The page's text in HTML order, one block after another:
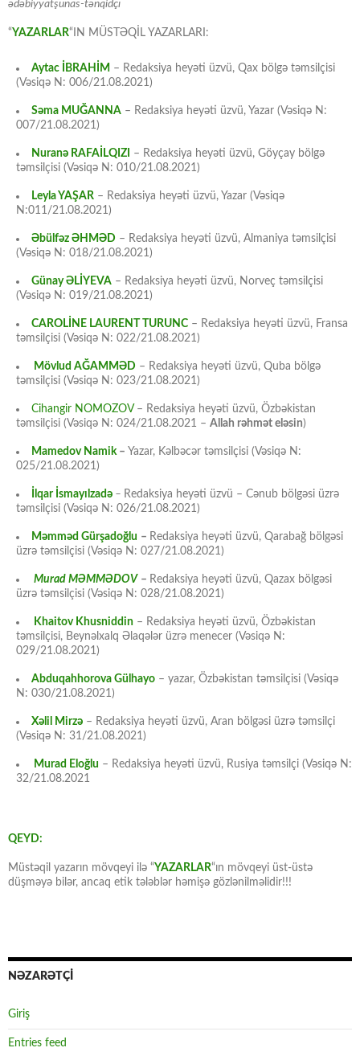
ədəbiyyatşünas-tənqidçı
“YAZARLAR“IN MÜSTƏQİL YAZARLARI:
Aytac İBRAHİM – Redaksiya heyəti üzvü, Qax bölgə təmsilçisi
(Vəsiqə N: 006/21.08.2021)
Səma MUĞANNA – Redaksiya heyəti üzvü, Yazar (Vəsiqə N:
007/21.08.2021)
Nuranə RAFAİLQIZI
– Redaksiya heyəti üzvü, Göyçay bölgə
təmsilçisi (Vəsiqə N: 010/21.08.2021)
Leyla YAŞAR – Redaksiya heyəti üzvü, Yazar (Vəsiqə
N:011/21.08.2021)
Əbülfəz ƏHMƏD – Redaksiya heyəti üzvü, Almaniya təmsilçisi
(Vəsiqə N: 018/21.08.2021)
Günay ƏLİYEVA – Redaksiya heyəti üzvü, Norveç təmsilçisi
(Vəsiqə N: 019/21.08.2021)
CAROLİNE LAURENT TURUNC – Redaksiya heyəti üzvü, Fransa
təmsilçisi (Vəsiqə N: 022/21.08.2021)
Mövlud AĞAMMƏD – Redaksiya heyəti üzvü, Quba bölgə
təmsilçisi (Vəsiqə N: 023/21.08.2021)
Cihangir NOMOZOV– Redaksiya heyəti üzvü, Özbəkistan
təmsilçisi (Vəsiqə N: 024/21.08.2021 – Allah rəhmət eləsin)
Mamedov Namik– Yazar, Kəlbəcər təmsilçisi (Vəsiqə N:
025/21.08.2021)
İlqar İsmayılzadə – Redaksiya heyəti üzvü – Cənub bölgəsi üzrə
təmsilçisi (Vəsiqə N: 026/21.08.2021)
Məmməd Gürşadoğlu – Redaksiya heyəti üzvü, Qarabağ bölgəsi
üzrə təmsilçisi (Vəsiqə N: 027/21.08.2021)
Murad MƏMMƏDOV – Redaksiya heyəti üzvü, Qazax bölgəsi
üzrə təmsilçisi (Vəsiqə N: 028/21.08.2021)
Khaitov Khusniddin – Redaksiya heyəti üzvü, Özbəkistan
təmsilçisi, Beynəlxalq Əlaqələr üzrə menecer (Vəsiqə N:
029/21.08.2021)
Abduqahhorova Gülhayo – yazar, Özbəkistan təmsilçisi (Vəsiqə
N: 030/21.08.2021)
Xəlil Mirzə – Redaksiya heyəti üzvü, Aran bölgəsi üzrə təmsilçi
(Vəsiqə N: 31/21.08.2021)
Murad Eloğlu – Redaksiya heyəti üzvü, Rusiya təmsilçi (Vəsiqə N:
32/21.08.2021
QEYD:
Müstəqil yazarın mövqeyi ilə “YAZARLAR“ın mövqeyi üst-üstə
düşməyə bilər, ancaq etik tələblər həmişə gözlənilməlidir!!!
NƏZARƏTÇİ
Giriş
Entries feed